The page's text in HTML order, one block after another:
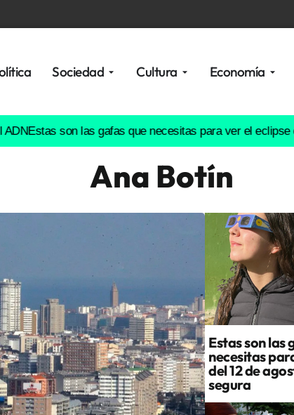
Sociedad Cultura Economía
son las gafas que necesitas para ver el eclipse del 12
Ana Botín
Estas son las
necesitas
del 12 de
segura